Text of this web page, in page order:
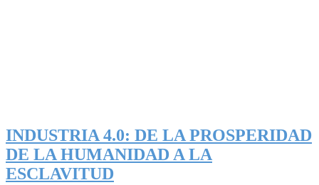
INDUSTRIA 4.0: DE LA PROSPERIDAD
DE LA HUMANIDAD A LA
ESCLAVITUD